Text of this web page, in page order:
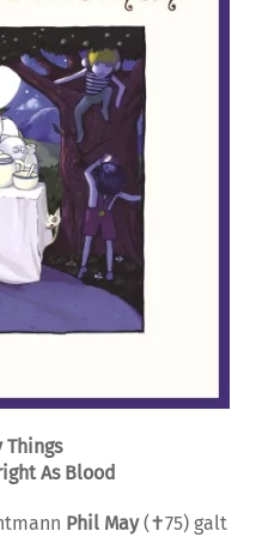
Things
As Blood
Phil May(✝75) galt